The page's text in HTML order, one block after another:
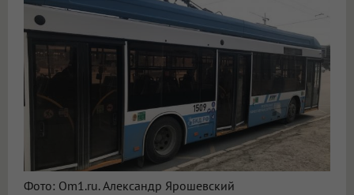
Фото: Om1.ru. Александр Ярошевский